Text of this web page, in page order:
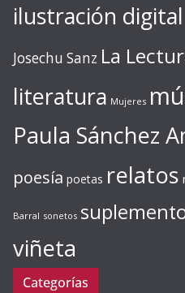
ilustración digital
Josechu Sanz La
literatura Mujeres
Paula Sánchez
poesía poetas relatos
Barral sonetos
viñeta
Categorías